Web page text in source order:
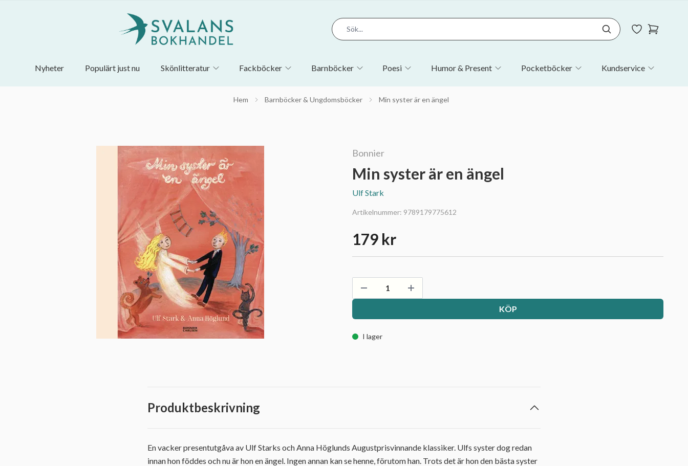
Nyheter Populärt just nu Skönlitteratur Fackböcker Barnböcker Poesi Humor & Present Pocketböcker Kundservice
Hem Barnböcker & Ungdomsböcker Min syster är en ängel
Bonnier
Min syster är en ängel
Ulf Stark
Artikelnummer: 9789179775612
179 kr
KÖP
I lager
Produktbeskrivning
En vacker presentutgåva av Ulf Starks och Anna Höglunds Augustprisvinnande klassiker. Ulfs syster dog redan
innan hon föddes och nu är hon en ängel. Ingen annan kan se henne, förutom han. Trots det är hon den bästa syster